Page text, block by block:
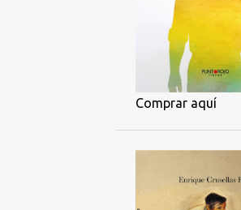
Comprar aquí